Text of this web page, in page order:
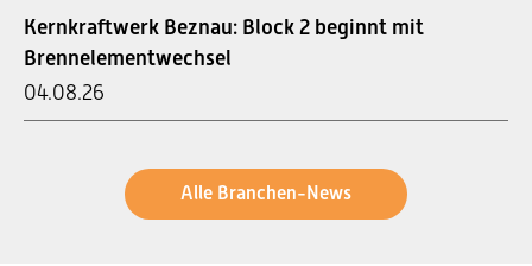
Kernkraftwerk Beznau: Block 2 beginnt mit
Brennelementwechsel
04.08.26
Alle Branchen-News